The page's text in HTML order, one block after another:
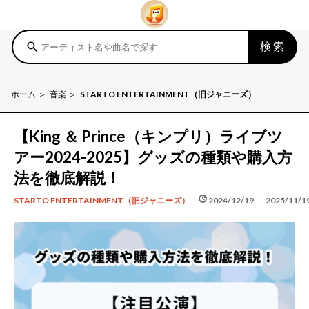
search 検索
ホーム 音楽 STARTO ENTERTAINMENT（旧ジャニーズ）
【King ＆ Prince（キンプリ）ライブツ
アー2024-2025】グッズの種類や購入方
法を徹底解説！
STARTO ENTERTAINMENT（旧ジャニーズ） schedule 2024/12/19
update 2025/11/